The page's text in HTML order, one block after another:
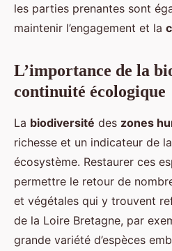
les parties prenantes sont
maintenir l’engagement et la
L’importance de la
continuité écologique
La biodiversité des zones
richesse et un indicateur de la
écosystème. Restaurer ces
permettre le retour de
et végétales qui y trouvent
de la Loire Bretagne, par
grande variété d’espèces